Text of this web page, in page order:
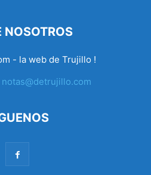
NOSOTROS
- la web de Trujillo !
notas@detrujillo.com